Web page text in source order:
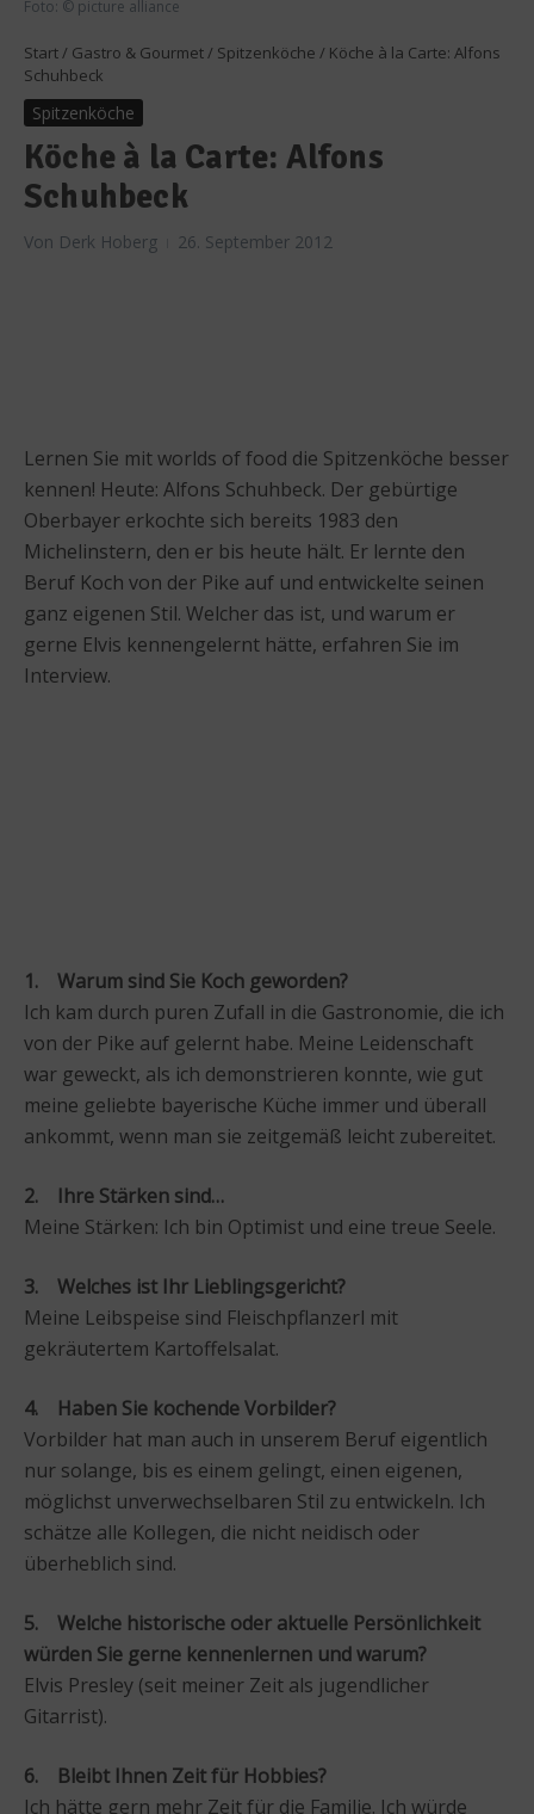
Foto: © picture alliance
Start / Gastro & Gourmet / Spitzenköche / Köche à la Carte: Alfons
Schuhbeck
Spitzenköche
Köche à la Carte: Alfons
Schuhbeck
Von Derk Hoberg 26. September 2012
Lernen Sie mit worlds of food die Spitzenköche besser
kennen! Heute: Alfons Schuhbeck. Der gebürtige
Oberbayer erkochte sich bereits 1983 den
Michelinstern, den er bis heute hält. Er lernte den
Beruf Koch von der Pike auf und entwickelte seinen
ganz eigenen Stil. Welcher das ist, und warum er
gerne Elvis kennengelernt hätte, erfahren Sie im
Interview.
1. Warum sind Sie Koch geworden?
Ich kam durch puren Zufall in die Gastronomie, die ich
von der Pike auf gelernt habe. Meine Leidenschaft
war geweckt, als ich demonstrieren konnte, wie gut
meine geliebte bayerische Küche immer und überall
ankommt, wenn man sie zeitgemäß leicht zubereitet.
2. Ihre Stärken sind…
Meine Stärken: Ich bin Optimist und eine treue Seele.
3. Welches ist Ihr Lieblingsgericht?
Meine Leibspeise sind Fleischpflanzerl mit
gekräutertem Kartoffelsalat.
4. Haben Sie kochende Vorbilder?
Vorbilder hat man auch in unserem Beruf eigentlich
nur solange, bis es einem gelingt, einen eigenen,
möglichst unverwechselbaren Stil zu entwickeln. Ich
schätze alle Kollegen, die nicht neidisch oder
überheblich sind.
5. Welche historische oder aktuelle Persönlichkeit
würden Sie gerne kennenlernen und warum?
Elvis Presley (seit meiner Zeit als jugendlicher
Gitarrist).
6. Bleibt Ihnen Zeit für Hobbies?
Ich hätte gern mehr Zeit für die Familie. Ich würde